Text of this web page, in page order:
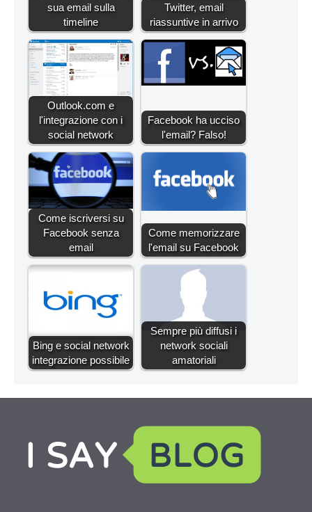
sua email sulla
timeline
Twitter, email
riassuntive in arrivo
Outlook.com e
l'integrazione con i
social network
Facebook ha ucciso
l'email? Falso!
Come iscriversi su
Facebook senza
email
Come memorizzare
l'email su Facebook
Bing e social network
integrazione possibile
Sempre più diffusi i
network sociali
amatoriali